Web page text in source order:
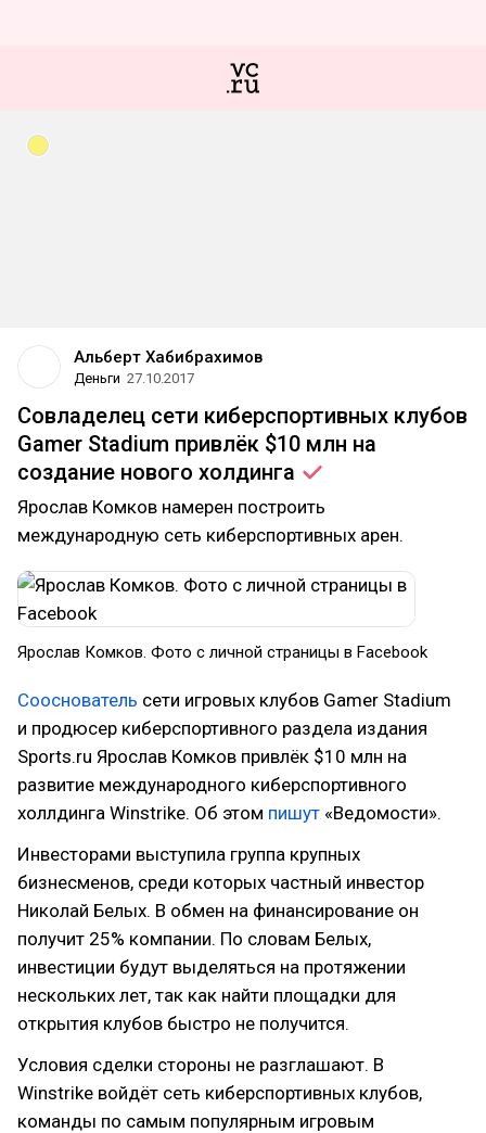
Альберт Хабибрахимов
Деньги 27.10.2017
Совладелец сети киберспортивных клубов
Gamer Stadium привлёк $10 млн на
создание нового холдинга
Ярослав Комков намерен построить
международную сеть киберспортивных арен.
Ярослав Комков. Фото с личной страницы в Facebook
Сооснователь сети игровых клубов Gamer Stadium
и продюсер киберспортивного раздела издания
Sports.ru Ярослав Комков привлёк $10 млн на
развитие международного киберспортивного
холлдинга Winstrike. Об этом пишут «Ведомости».
Инвесторами выступила группа крупных
бизнесменов, среди которых частный инвестор
Николай Белых. В обмен на финансирование он
получит 25% компании. По словам Белых,
инвестиции будут выделяться на протяжении
нескольких лет, так как найти площадки для
открытия клубов быстро не получится.
Условия сделки стороны не разглашают. В
Winstrike войдёт сеть киберспортивных клубов,
команды по самым популярным игровым